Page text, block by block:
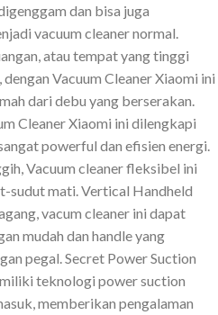
dan bisa juga
vacuum cleaner normal.
atau tempat yang tinggi
Vacuum Cleaner Xiaomi ini
dari debu yang berserakan.
Cleaner Xiaomi ini dilengkapi
powerful dan efisien energi.
Vacuum cleaner fleksibel ini
sudut mati. Vertical Handheld
vacum cleaner ini dapat
mudah dan handle yang
pegal. Secret Power Suction
teknologi power suction
memberikan pengalaman